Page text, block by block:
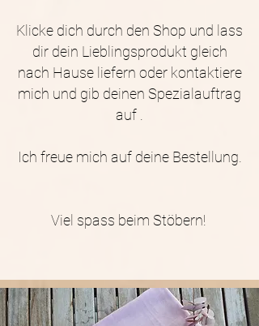
Klicke dich durch den Shop und lass
dir dein Lieblingsprodukt gleich
nach Hause liefern oder kontaktiere
mich und gib deinen Spezialauftrag
auf .
Ich freue mich auf deine Bestellung.
Viel spass beim Stöbern!